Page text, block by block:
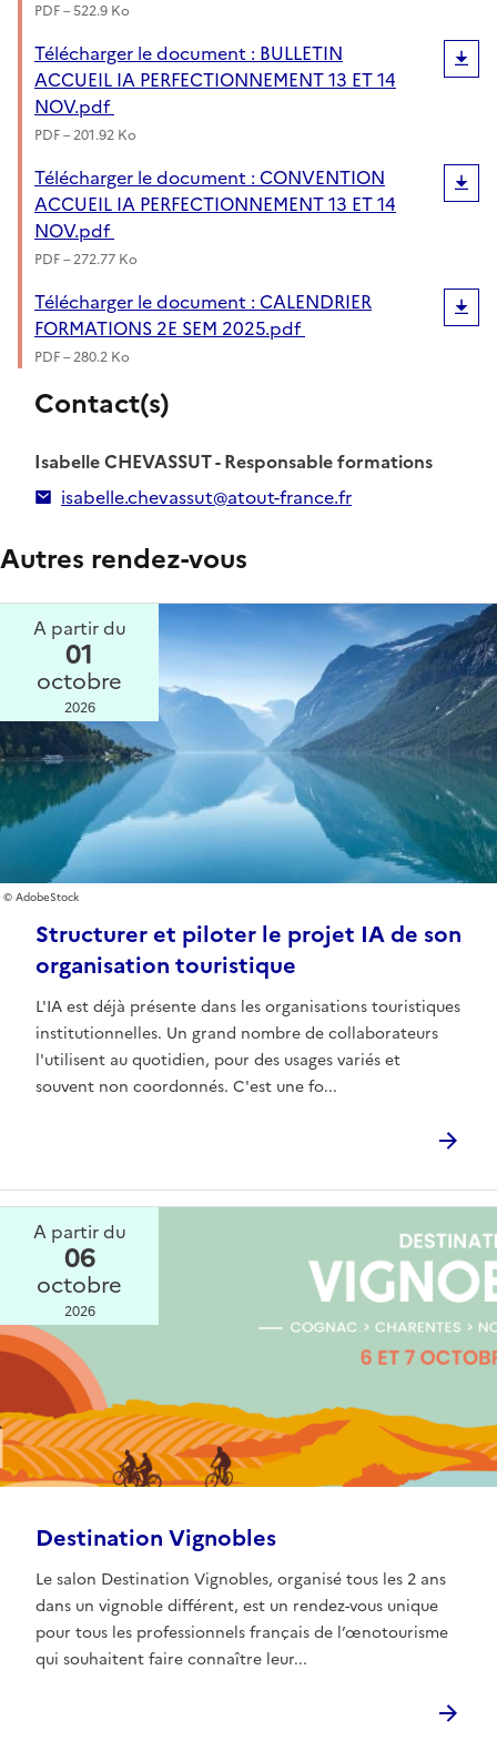
PDF – 522.9 Ko
Télécharger le document : BULLETIN
ACCUEIL IA PERFECTIONNEMENT 13 ET 14
NOV.pdf
PDF – 201.92 Ko
Télécharger le document : CONVENTION
ACCUEIL IA PERFECTIONNEMENT 13 ET 14
NOV.pdf
PDF – 272.77 Ko
Télécharger le document : CALENDRIER
FORMATIONS 2E SEM 2025.pdf
PDF – 280.2 Ko
Contact(s)
Isabelle CHEVASSUT - Responsable formations
isabelle.chevassut@atout-france.fr
Autres rendez-vous
Structurer et piloter le projet IA de son
organisation touristique
L'IA est déjà présente dans les organisations touristiques
institutionnelles. Un grand nombre de collaborateurs
l'utilisent au quotidien, pour des usages variés et
souvent non coordonnés. C'est une fo...
AdobeStock
A partir du
01
octobre
2026
Destination Vignobles
Le salon Destination Vignobles, organisé tous les 2 ans
dans un vignoble différent, est un rendez-vous unique
pour tous les professionnels français de l’œnotourisme
qui souhaitent faire connaître leur...
A partir du
06
octobre
2026